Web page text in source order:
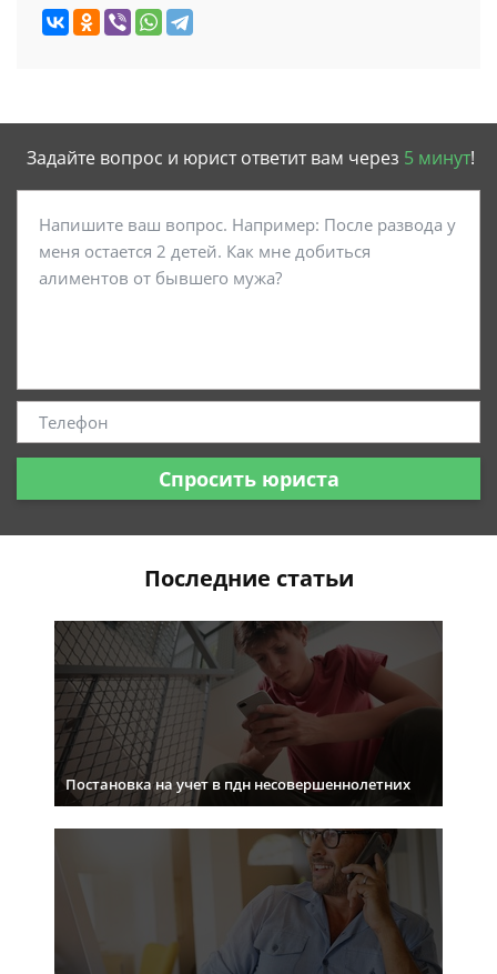
Задайте вопрос и юрист ответит вам через 5 минут!
Спросить юриста
Последние статьи
Постановка на учет в пдн несовершеннолетних